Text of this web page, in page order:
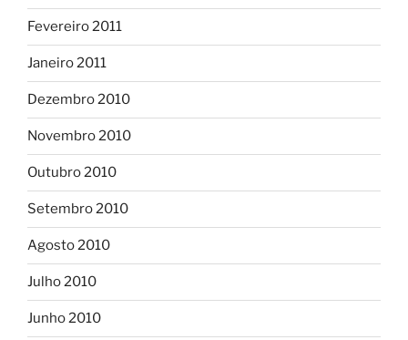
Fevereiro 2011
Janeiro 2011
Dezembro 2010
Novembro 2010
Outubro 2010
Setembro 2010
Agosto 2010
Julho 2010
Junho 2010